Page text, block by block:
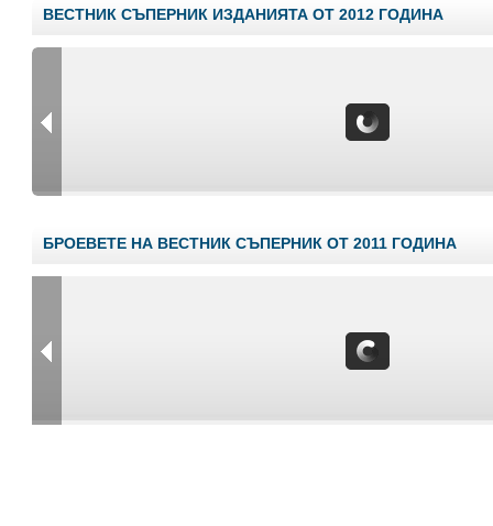
ВЕСТНИК СЪПЕРНИК ИЗДАНИЯТА ОТ 2012 ГОДИНА
БРОЕВЕТЕ НА ВЕСТНИК СЪПЕРНИК ОТ 2011 ГОДИНА